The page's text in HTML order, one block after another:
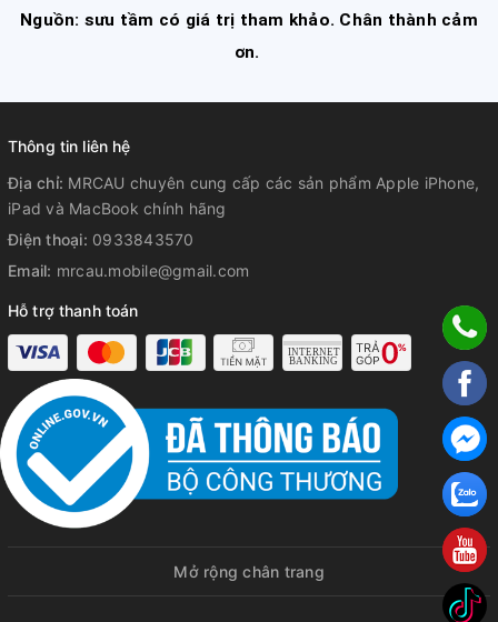
Nguồn: sưu tầm có giá trị tham khảo. Chân thành cảm
ơn.
Thông tin liên hệ
Địa chỉ: MRCAU chuyên cung cấp các sản phẩm Apple iPhone,
iPad và MacBook chính hãng
Điện thoại: 0933843570
Email: mrcau.mobile@gmail.com
Hỗ trợ thanh toán
Mở rộng chân trang